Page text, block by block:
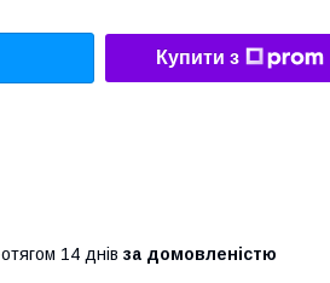
Купити з
14 днів за домовленістю